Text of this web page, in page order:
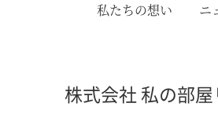
私たちの想い ニ
株式会社 私の部屋